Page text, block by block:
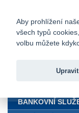
Fio
BANKOVNÍ
Aby prohlížení
všech typů
volbu můžete